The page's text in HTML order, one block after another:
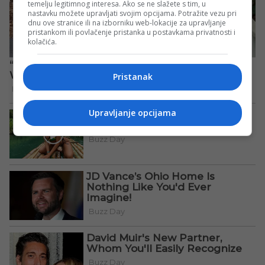
temelju legitimnog interesa. Ako se ne slažete s tim, u
nastavku možete upravljati svojim opcijama. Potražite vezu pri
dnu ove stranice ili na izborniku web-lokacije za upravljanje
pristankom ili povlačenje pristanka u postavkama privatnosti i
kolačića.
Pristanak
Upravljanje opcijama